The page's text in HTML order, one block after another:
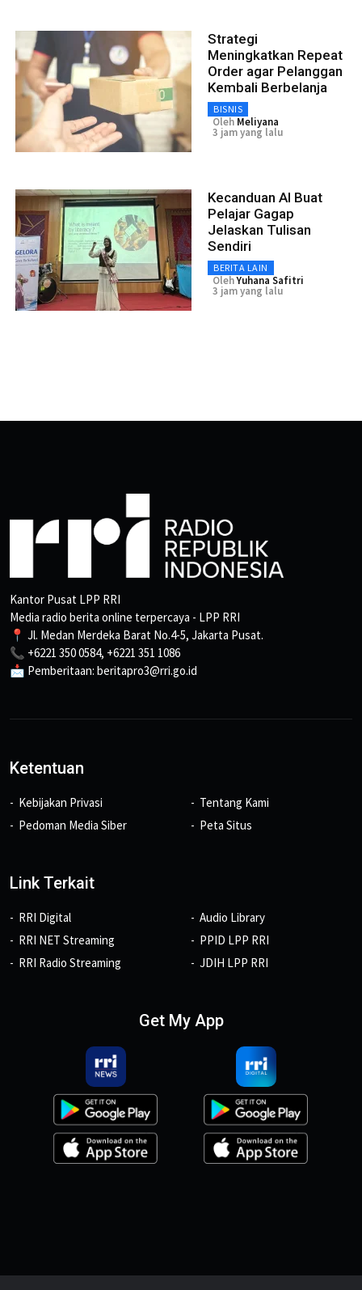
Strategi
Meningkatkan Repeat
Order agar Pelanggan
Kembali Berbelanja
BISNIS
Oleh Meliyana
3 jam yang lalu
Kecanduan AI Buat
Pelajar Gagap
Jelaskan Tulisan
Sendiri
BERITA LAIN
OlehYuhana Safitri
3 jam yang lalu
Kantor Pusat LPP RRI
Media radio berita online terpercaya - LPP RRI
📍 Jl. Medan Merdeka Barat No.4-5, Jakarta Pusat.
📞 +6221 350 0584, +6221 351 1086
📩 Pemberitaan: beritapro3@rri.go.id
Ketentuan
Kebijakan Privasi
Pedoman Media Siber
Tentang Kami
Peta Situs
Link Terkait
RRI Digital
RRI NET Streaming
RRI Radio Streaming
Audio Library
PPID LPP RRI
JDIH LPP RRI
Get My App